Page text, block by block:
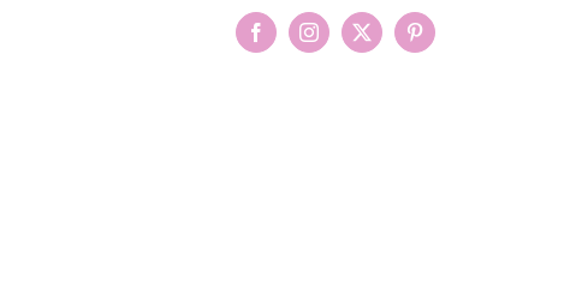
FacebookInstagram
X Pinterest